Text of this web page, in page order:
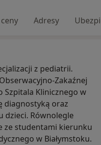
Adresy
z pediatrii.
Zakaźnej
Szpitala Klinicznego w
diagnostyką oraz
dzieci. Równolegle
ze studentami kierunku
w Białymstoku.